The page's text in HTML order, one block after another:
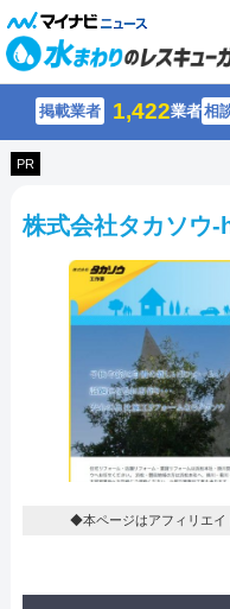
掲載業者 1,422業者相
PR
株式会社タカソ
◆本ページはアフィリエイ